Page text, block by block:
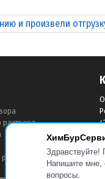
Здравствуйте!
Напишите мне,
вопросы.
и произвели
раствора